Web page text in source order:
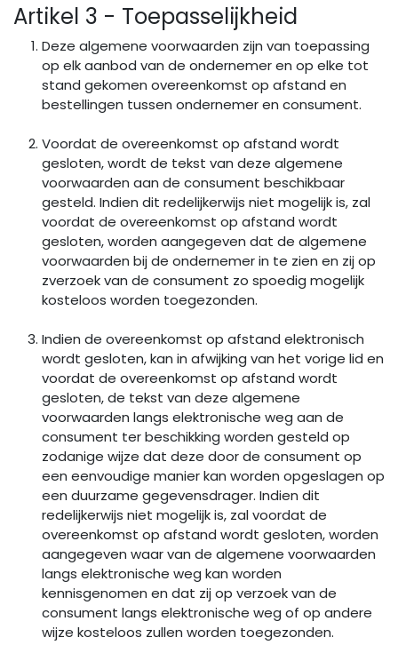
Artikel 3 - Toepasselijkheid
Deze algemene voorwaarden zijn van toepassing
op elk aanbod van de ondernemer en op elke tot
stand gekomen overeenkomst op afstand en
bestellingen tussen ondernemer en consument.
Voordat de overeenkomst op afstand wordt
gesloten, wordt de tekst van deze algemene
voorwaarden aan de consument beschikbaar
gesteld. Indien dit redelijkerwijs niet mogelijk is, zal
voordat de overeenkomst op afstand wordt
gesloten, worden aangegeven dat de algemene
voorwaarden bij de ondernemer in te zien en zij op
zverzoek van de consument zo spoedig mogelijk
kosteloos worden toegezonden.
Indien de overeenkomst op afstand elektronisch
wordt gesloten, kan in afwijking van het vorige lid en
voordat de overeenkomst op afstand wordt
gesloten, de tekst van deze algemene
voorwaarden langs elektronische weg aan de
consument ter beschikking worden gesteld op
zodanige wijze dat deze door de consument op
een eenvoudige manier kan worden opgeslagen op
een duurzame gegevensdrager. Indien dit
redelijkerwijs niet mogelijk is, zal voordat de
overeenkomst op afstand wordt gesloten, worden
aangegeven waar van de algemene voorwaarden
langs elektronische weg kan worden
kennisgenomen en dat zij op verzoek van de
consument langs elektronische weg of op andere
wijze kosteloos zullen worden toegezonden.